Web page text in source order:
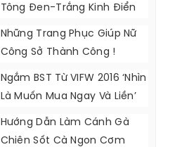
Tông Đen-Trắng Kinh Điển
Những Trang Phục Giúp Nữ
Công Sở Thành Công !
Ngắm BST Từ VIFW 2016 ‘nhìn
Là Muốn Mua Ngay Và Liền’
Hướng Dẫn Làm Cánh Gà
Chiên Sốt Cà Ngon Cơm